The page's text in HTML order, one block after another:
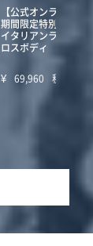
【公式オンラインス
期間限定特別価格】
イタリアンラムレザ
ロスボディ
¥ 69,960 税込